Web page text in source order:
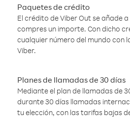
Paquetes de crédito
El crédito de Viber Out se añade
compres un importe. Con dicho
cualquier número del mundo con
Viber.
Planes de llamadas de 30 días
Mediante el plan de llamadas de
durante 30 días llamadas
tu elección, con las tarifas bajas